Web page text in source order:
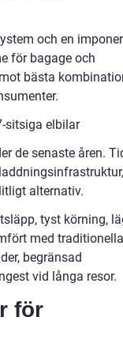
och en
för bagage och
bästa
sitsiga elbilar
de senaste åren.
alternativ.
tyst körning,
med
begränsad
vid långa resor.
för